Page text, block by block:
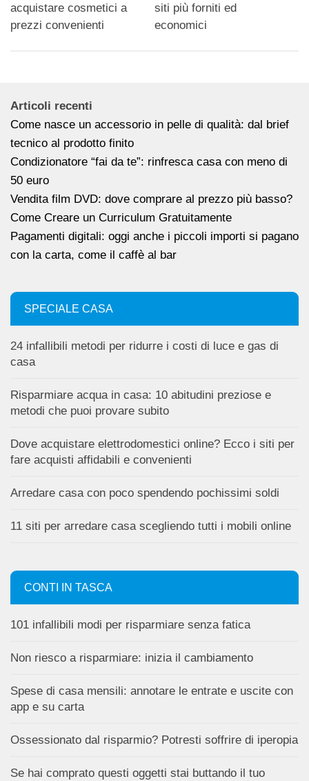
acquistare cosmetici a
prezzi convenienti
siti più forniti ed
economici
Articoli recenti
Come nasce un accessorio in pelle di qualità: dal brief
tecnico al prodotto finito
Condizionatore “fai da te”: rinfresca casa con meno di
50 euro
Vendita film DVD: dove comprare al prezzo più basso?
Come Creare un Curriculum Gratuitamente
Pagamenti digitali: oggi anche i piccoli importi si pagano
con la carta, come il caffè al bar
SPECIALE CASA
24 infallibili metodi per ridurre i costi di luce e gas di
casa
Risparmiare acqua in casa: 10 abitudini preziose e
metodi che puoi provare subito
Dove acquistare elettrodomestici online? Ecco i siti per
fare acquisti affidabili e convenienti
Arredare casa con poco spendendo pochissimi soldi
11 siti per arredare casa scegliendo tutti i mobili online
CONTI IN TASCA
101 infallibili modi per risparmiare senza fatica
Non riesco a risparmiare: inizia il cambiamento
Spese di casa mensili: annotare le entrate e uscite con
app e su carta
Ossessionato dal risparmio? Potresti soffrire di iperopia
Se hai comprato questi oggetti stai buttando il tuo